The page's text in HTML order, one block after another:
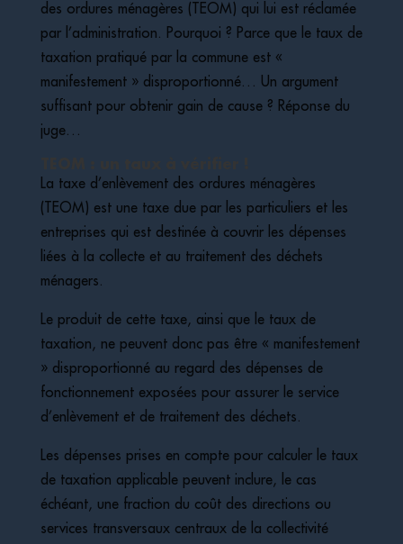
des ordures ménagères (TEOM) qui lui est réclamée
par l’administration. Pourquoi ? Parce que le taux de
taxation pratiqué par la commune est «
manifestement » disproportionné… Un argument
suffisant pour obtenir gain de cause ? Réponse du
juge…
La taxe d’enlèvement des ordures ménagères
(TEOM) est une taxe due par les particuliers et les
entreprises qui est destinée à couvrir les dépenses
liées à la collecte et au traitement des déchets
ménagers.
Le produit de cette taxe, ainsi que le taux de
taxation, ne peuvent donc pas être « manifestement
» disproportionné au regard des dépenses de
fonctionnement exposées pour assurer le service
d’enlèvement et de traitement des déchets.
Les dépenses prises en compte pour calculer le taux
de taxation applicable peuvent inclure, le cas
échéant, une fraction du coût des directions ou
services transversaux centraux de la collectivité